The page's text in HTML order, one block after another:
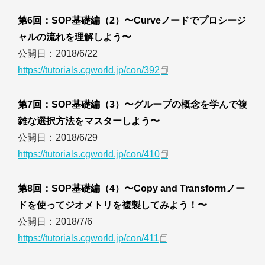
第6回：SOP基礎編（2）〜Curveノードでプロシージ
ャルの流れを理解しよう〜
公開日：2018/6/22
https://tutorials.cgworld.jp/con/392
第7回：SOP基礎編（3）〜グループの概念を学んで複
雑な選択方法をマスターしよう〜
公開日：2018/6/29
https://tutorials.cgworld.jp/con/410
第8回：SOP基礎編（4）〜Copy and Transformノー
ドを使ってジオメトリを複製してみよう！〜
公開日：2018/7/6
https://tutorials.cgworld.jp/con/411